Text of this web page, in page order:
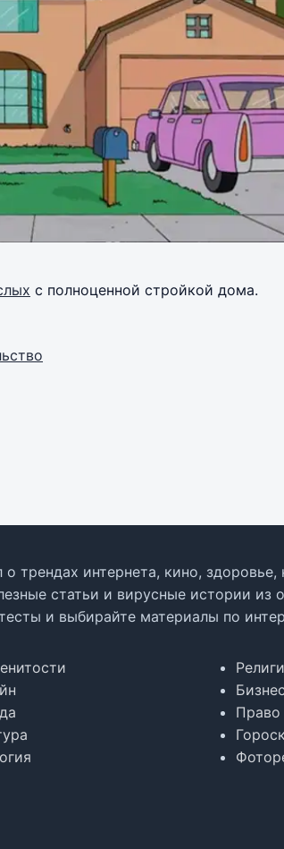
с полноценной стройкой дома.
трендах интернета, кино,
статьи и вирусные истории из
и выбирайте материалы по
Бизнес
Право